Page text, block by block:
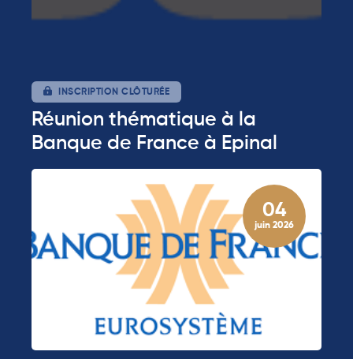
INSCRIPTION CLÔTURÉE
Réunion thématique à la
Banque de France à Epinal
04
juin 2026